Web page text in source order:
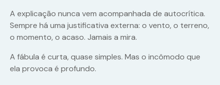
A explicação nunca vem acompanhada de autocrítica.
Sempre há uma justificativa externa: o vento, o terreno,
o momento, o acaso. Jamais a mira.
A fábula é curta, quase simples. Mas o incômodo que
ela provoca é profundo.